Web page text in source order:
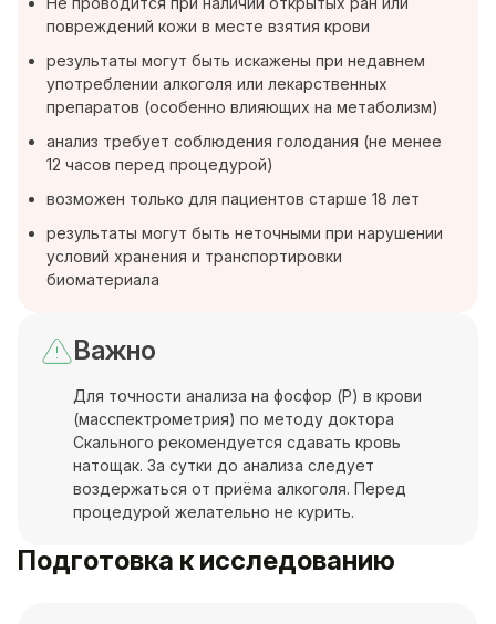
повреждений кожи в месте взятия крови
результаты могут быть искажены при недавнем
употреблении алкоголя или лекарственных
препаратов (особенно влияющих на метаболизм)
анализ требует соблюдения голодания (не менее
12 часов перед процедурой)
возможен только для пациентов старше 18 лет
результаты могут быть неточными при нарушении
условий хранения и транспортировки
биоматериала
Важно
Для точности анализа на фосфор (P) в крови
(масспектрометрия) по методу доктора
Скального рекомендуется сдавать кровь
натощак. За сутки до анализа следует
воздержаться от приёма алкоголя. Перед
процедурой желательно не курить.
Подготовка к исследованию